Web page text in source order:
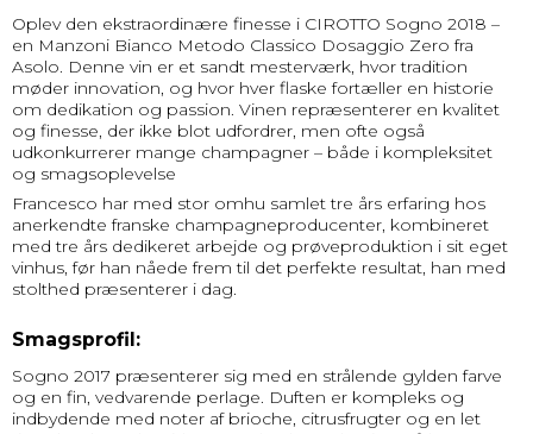
Oplev den ekstraordinære finesse i CIROTTO Sogno 2018 –
en Manzoni Bianco Metodo Classico Dosaggio Zero fra
Asolo. Denne vin er et sandt mesterværk, hvor tradition
møder innovation, og hvor hver flaske fortæller en historie
om dedikation og passion. Vinen repræsenterer en kvalitet
og finesse, der ikke blot udfordrer, men ofte også
udkonkurrerer mange champagner – både i kompleksitet
og smagsoplevelse
Francesco har med stor omhu samlet tre års erfaring hos
anerkendte franske champagneproducenter, kombineret
med tre års dedikeret arbejde og prøveproduktion i sit eget
vinhus, før han nåede frem til det perfekte resultat, han med
stolthed præsenterer i dag.
Smagsprofil:
Sogno 2017 præsenterer sig med en strålende gylden farve
og en fin, vedvarende perlage. Duften er kompleks og
indbydende med noter af brioche, citrusfrugter og en let